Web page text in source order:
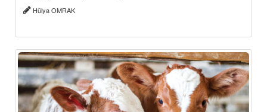
Hülya OMRAK